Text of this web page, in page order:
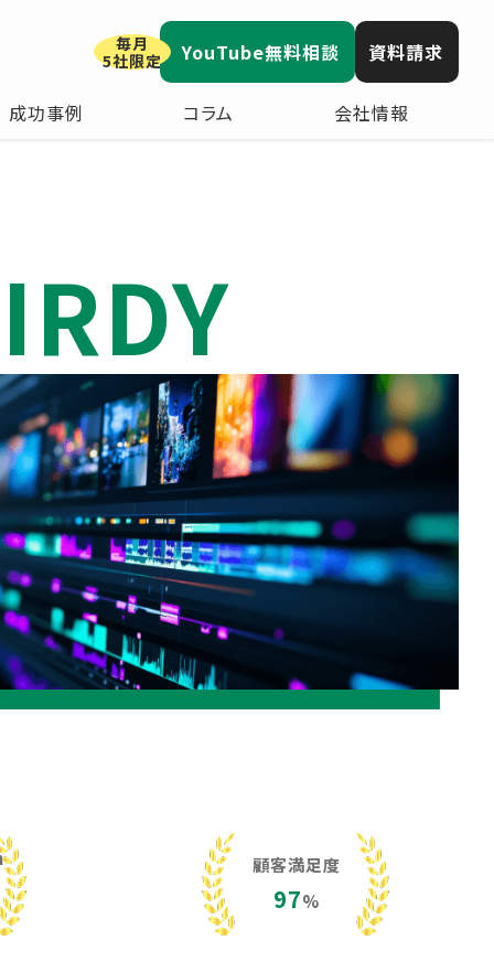
成功事例 コラム 会社情報
毎月
5社限定
YouTube無料相談 資料請求
顧客満足度
97%